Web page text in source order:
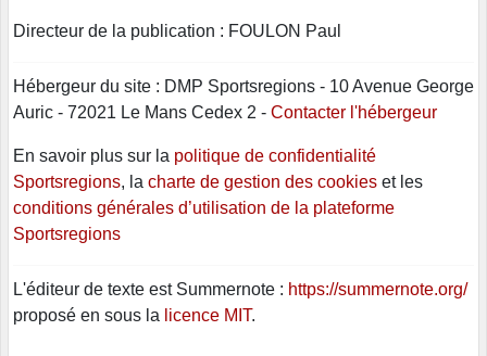
Directeur de la publication : FOULON Paul
Hébergeur du site : DMP Sportsregions - 10 Avenue George
Auric - 72021 Le Mans Cedex 2 - Contacter l'hébergeur
En savoir plus sur la politique de confidentialité
Sportsregions, la charte de gestion des cookies et les
conditions générales d’utilisation de la plateforme
Sportsregions
L'éditeur de texte est Summernote : https://summernote.org/
proposé en sous la licence MIT.